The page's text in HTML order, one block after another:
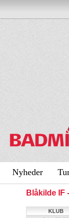
Nyheder
Blåkilde IF
KLUB